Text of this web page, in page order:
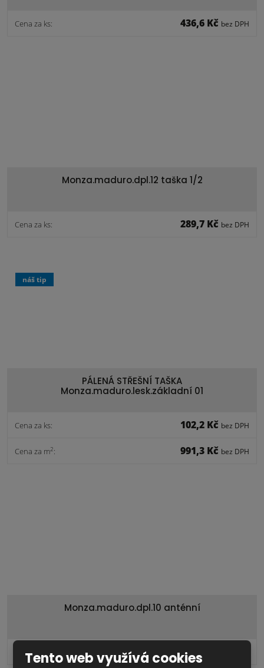
Cena za ks: 436,6 Kč bez DPH
Monza.maduro.dpl.12 taška 1/2
Cena za ks: 289,7 Kč bez DPH
PÁLENÁ STŘEŠNÍ TAŠKA
Monza.maduro.lesk.základní 01
Cena za ks: 102,2 Kč bez DPH
Cena za m2: 991,3 Kč bez DPH
náš tip
Monza.maduro.dpl.10 anténní
Cena za ks: 1 884,3 Kč
Tento web využívá cookies